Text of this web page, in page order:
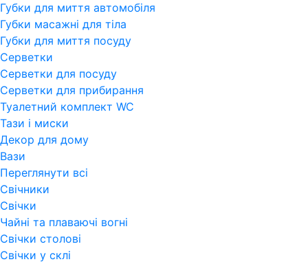
Губки для миття автомобіля
Губки масажні для тіла
Губки для миття посуду
Серветки
Серветки для посуду
Серветки для прибирання
Туалетний комплект WC
Тази і миски
Декор для дому
Вази
Переглянути всi
Свічники
Свічки
Чайні та плаваючі вогні
Свічки столові
Свічки у склі